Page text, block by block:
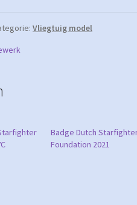
Vliegtuig model
Badge Dutch
Foundation 2021